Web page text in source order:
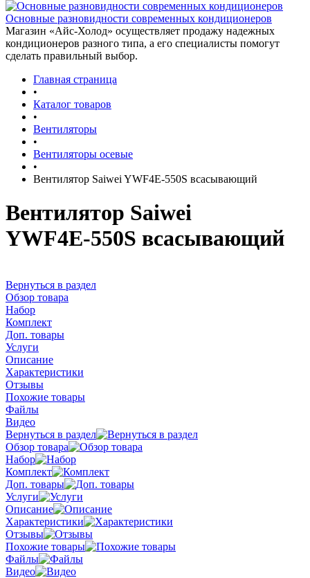
Основные разновидности современных кондиционеров
Магазин «Айс-Холод» осуществляет продажу надежных
кондиционеров разного типа, а его специалисты помогут
сделать правильный выбор.
Главная страница
•
Каталог товаров
•
Вентиляторы
•
Вентиляторы осевые
•
Вентилятор Saiwei YWF4Е-550S всасывающий
Вентилятор Saiwei
YWF4Е-550S всасывающий
Вернуться в раздел
Обзор товара
Набор
Комплект
Доп. товары
Услуги
Описание
Характеристики
Отзывы
Похожие товары
Файлы
Видео
Вернуться в раздел
Обзор товара
Набор
Комплект
Доп. товары
Услуги
Описание
Характеристики
Отзывы
Похожие товары
Файлы
Видео